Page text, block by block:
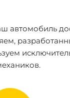
автомобиль